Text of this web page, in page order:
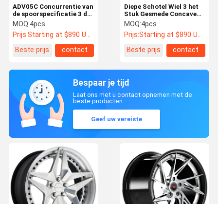
ADV05C Concurrentie van
de spoorspecificatie 3 de
Stuk Gesmede Legering
van het Wielen6061-t6
Aluminium
MOQ:4pcs
Prijs:Starting at $890 US Dollars ea
Beste prijs
contact
Diepe Schotel Wiel 3 het
Stuk Gesmede Concave
Ontwerp van het Wielen
VERSCHILLENDE mnz-3P
MOQ:4pcs
Prijs:Starting at $890 US Dollars ea
Beste prijs
contact
Bespaar je tijd
Laat ons met u contact opnemen met de
beste producten.
Geef uw vereiste